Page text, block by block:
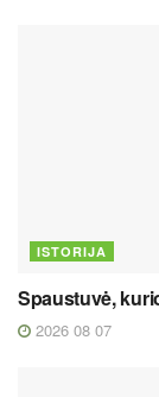
ISTORIJA
Spaustuvė,
2026 08 07